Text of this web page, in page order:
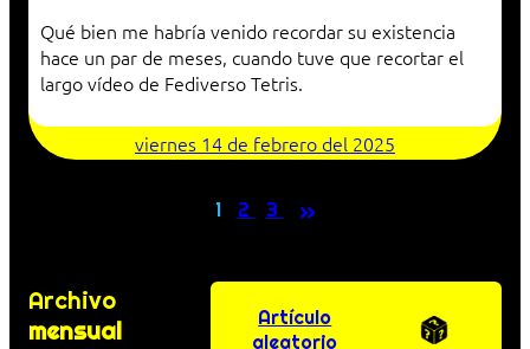
Qué bien me habría venido recordar su existencia
hace un par de meses, cuando tuve que recortar el
largo vídeo de Fediverso Tetris.
viernes 14 de febrero del 2025
1 2 3 »
Archivo
mensual
Artículo
aleatorio